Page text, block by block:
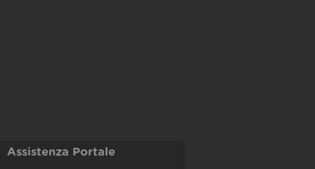
Assistenza Portale